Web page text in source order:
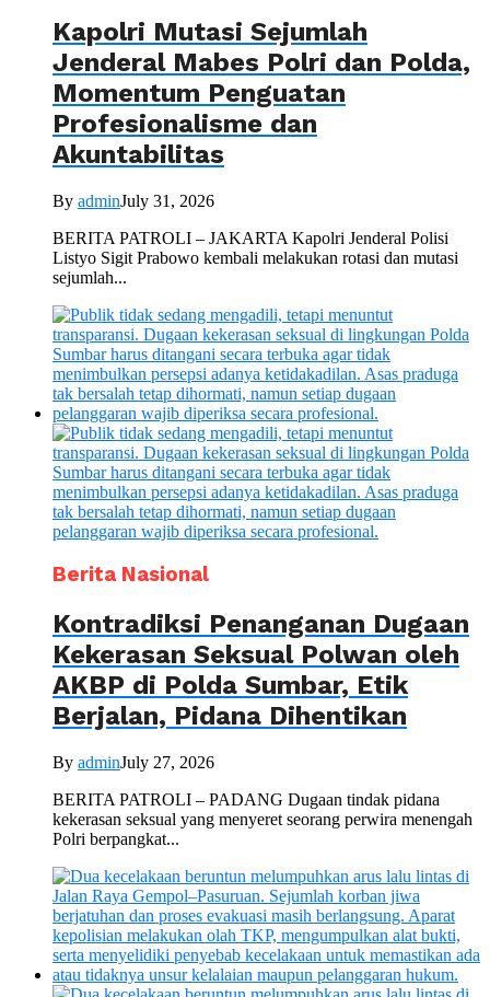
Kapolri Mutasi Sejumlah
Jenderal Mabes Polri dan Polda,
Momentum Penguatan
Profesionalisme dan
Akuntabilitas
By adminJuly 31, 2026
BERITA PATROLI – JAKARTA Kapolri Jenderal Polisi
Listyo Sigit Prabowo kembali melakukan rotasi dan mutasi
sejumlah...
Berita Nasional
Kontradiksi Penanganan Dugaan
Kekerasan Seksual Polwan oleh
AKBP di Polda Sumbar, Etik
Berjalan, Pidana Dihentikan
By adminJuly 27, 2026
BERITA PATROLI – PADANG Dugaan tindak pidana
kekerasan seksual yang menyeret seorang perwira menengah
Polri berpangkat...